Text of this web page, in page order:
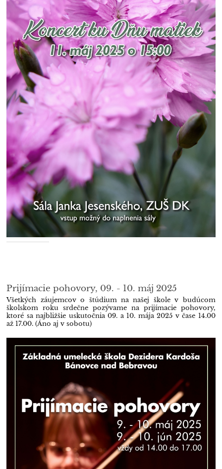
Prijímacie pohovory, 09. - 10. máj 2025
Všetkých záujemcov o štúdium na našej škole v budúcom
školskom roku srdečne pozývame na prijímacie pohovory,
ktoré sa najbližšie uskutočnia 09. a 10. mája 2025 v čase 14.00
až 17.00. (Áno aj v sobotu)